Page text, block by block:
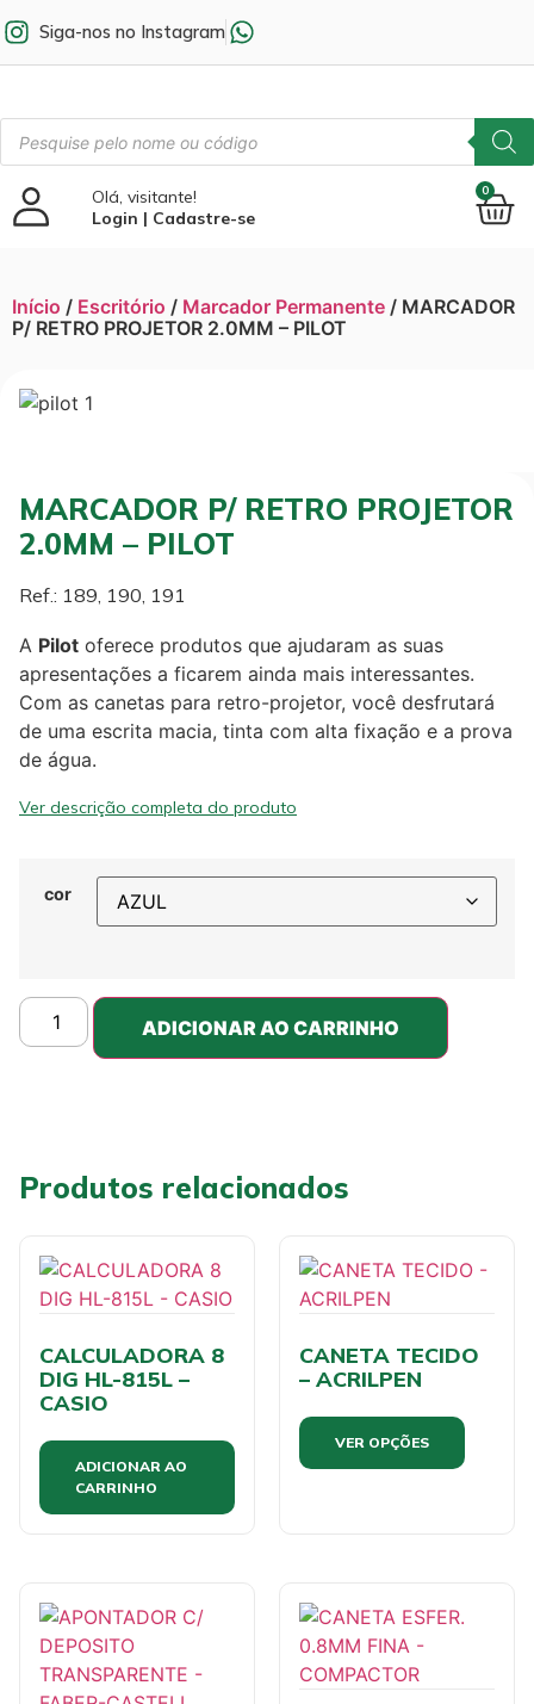
Siga-nos no Instagram
Olá, visitante!
Login | Cadastre-se
0
Início / Escritório / Marcador Permanente / MARCADOR
P/ RETRO PROJETOR 2.0MM – PILOT
MARCADOR P/ RETRO PROJETOR
2.0MM – PILOT
Ref.: 189, 190, 191
A Pilot oferece produtos que ajudaram as suas
apresentações a ficarem ainda mais interessantes.
Com as canetas para retro-projetor, você desfrutará
de uma escrita macia, tinta com alta fixação e a prova
de água.
Ver descrição completa do produto
cor
ADICIONAR AO CARRINHO
Produtos relacionados
CALCULADORA 8
DIG HL-815L –
CASIO
ADICIONAR AO
CARRINHO
CANETA TECIDO
– ACRILPEN
VER OPÇÕES